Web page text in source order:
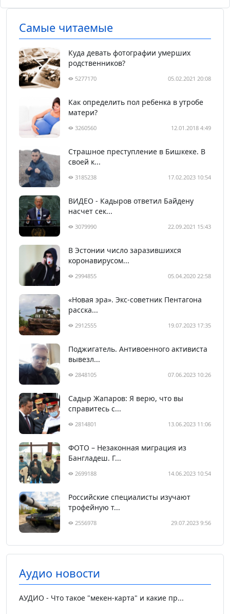
Самые читаемые
Куда девать фотографии умерших
родственников?
5277170 05.02.2021 20:08
Как определить пол ребенка в утробе
матери?
3260560 12.01.2018 4:49
Страшное преступление в Бишкеке. В
своей к...
3185238 17.02.2023 10:54
ВИДЕО - Кадыров ответил Байдену
насчет сек...
3079990 22.09.2021 15:43
В Эстонии число заразившихся
коронавирусом...
2994855 05.04.2020 22:58
«Новая эра». Экс-советник Пентагона
расска...
2912555 19.07.2023 17:35
Поджигатель. Антивоенного активиста
вывезл...
2848105 07.06.2023 10:26
Садыр Жапаров: Я верю, что вы
справитесь с...
2814801 13.06.2023 11:06
ФОТО – Незаконная миграция из
Бангладеш. Г...
2699188 14.06.2023 10:54
Российские специалисты изучают
трофейную т...
2556978 29.07.2023 9:56
Аудио новости
АУДИО - Что такое "мекен-карта" и какие пр...